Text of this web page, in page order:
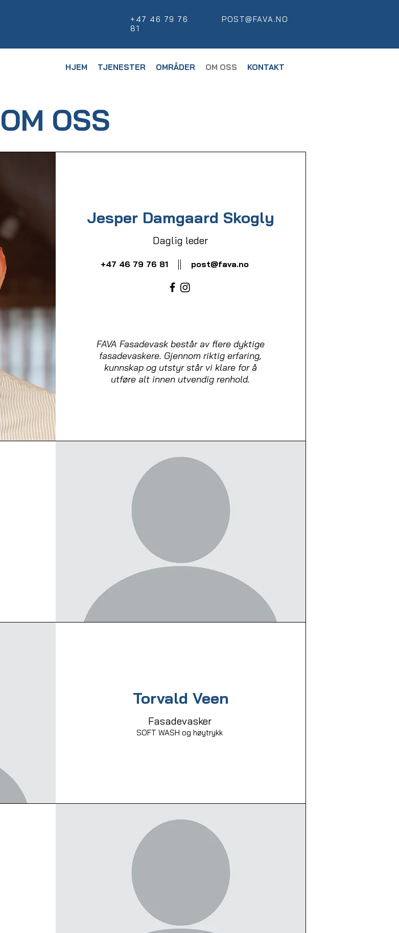
+47 46 79 76
81
POST@FAVA.NO
HJEM TJENESTER OMRÅDER OM OSS KONTAKT
OM OSS
Jesper Damgaard Skogly
Daglig leder
+47 46 79 76 81 post@fava.no
FAVA Fasadevask består av flere dyktige
fasadevaskere. Gjennom riktig erfaring,
kunnskap og utstyr står vi klare for å
utføre alt innen utvendig renhold.
Torvald Veen
Fasadevasker
SOFT WASH og høytrykk